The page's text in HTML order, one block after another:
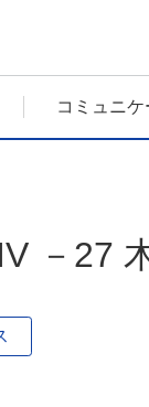
コミュニ
－27